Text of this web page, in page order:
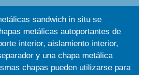
sandwich in situ se
metálicas autoportantes de
interior, aislamiento interior,
y una chapa metálica
chapas pueden utilizarse para